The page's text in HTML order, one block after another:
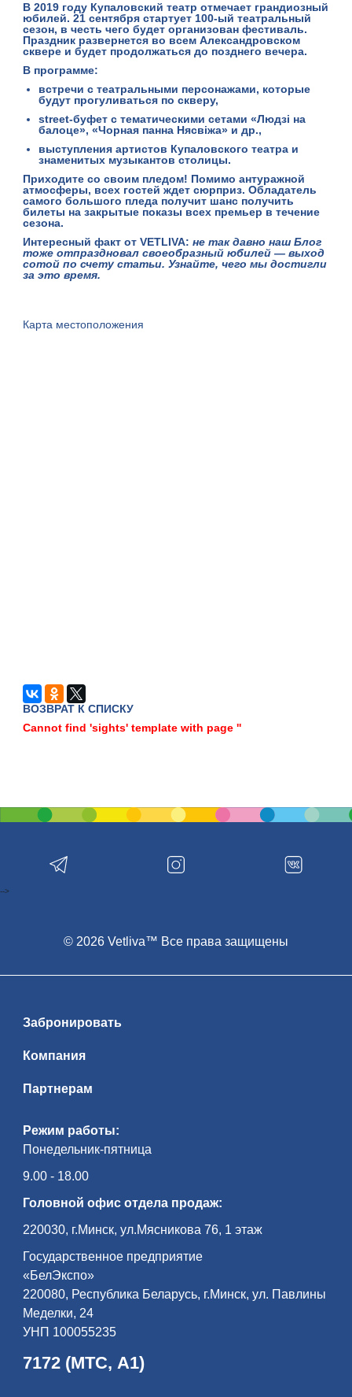
В 2019 году Купаловский театр отмечает грандиозный
юбилей.21 сентября стартует 100-ый театральный
сезон, в честь чего будет организован фестиваль.
Праздник развернется во всемАлександровском
сквере и будет продолжаться до позднего вечера.
В программе:
встречи с театральными персонажами, которые
будут прогуливаться по скверу,
street-буфет с тематическими сетами «Людзі на
балоце», «Чорная панна Нясвіжа» и др.,
выступления артистов Купаловского театра и
знаменитых музыкантов столицы.
Приходите со своим пледом! Помимо антуражной
атмосферы, всех гостей ждет сюрприз. Обладатель
самого большого пледа получит шанс получить
билеты на закрытые показы всех премьер в течение
сезона.
Интересный факт от VETLIVA:не так давно наш Блог
тоже отпраздновал своеобразный юбилей —выход
сотой по счету статьи. Узнайте, чего мы достигли
за это время.
Карта местоположения
ВОЗВРАТ К СПИСКУ
Cannot find 'sights' template with page ''
Режим работы:
Понедельник-пятница
9.00 - 18.00
Головной офис отдела продаж:
220030, г.Минск, ул.Мясникова 76, 1 этаж
Государственное предприятие
«БелЭкспо»
220080, Республика Беларусь, г.Минск, ул. Павлины
Меделки, 24
УНП 100055235
7172 (МТС, А1)
Забронировать
Компания
Партнерам
© 2026 Vetliva™ Все права защищены
-->